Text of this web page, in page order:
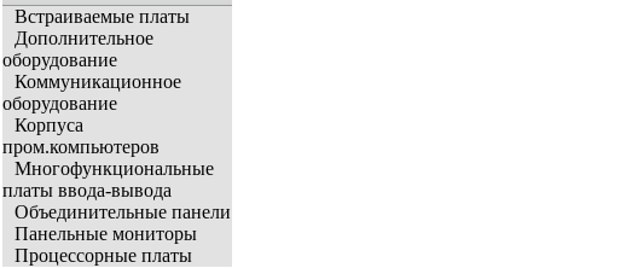
Встраиваемые платы
Дополнительное
оборудование
Коммуникационное
оборудование
Корпуса
пром.компьютеров
Многофункциональные
платы ввода-вывода
Объединительные панели
Панельные мониторы
Процессорные платы